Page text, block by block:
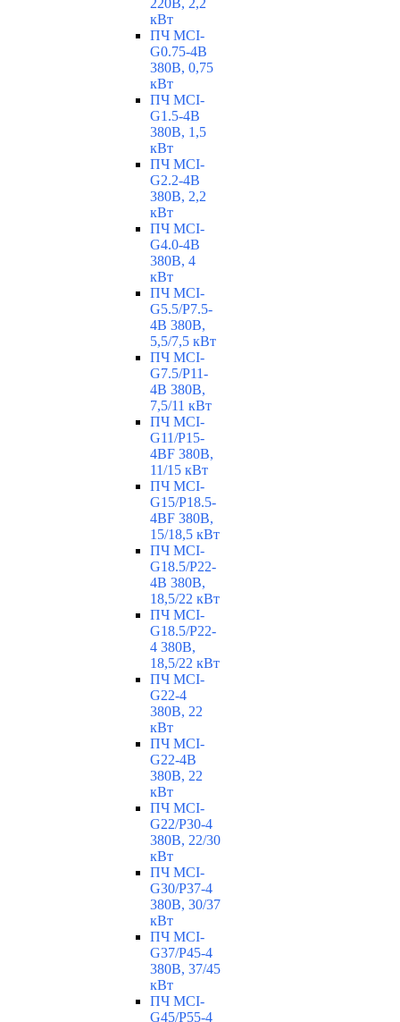
220В, 2,2
кВт
ПЧ MCI-
G0.75-4B
380В, 0,75
кВт
ПЧ MCI-
G1.5-4B
380В, 1,5
кВт
ПЧ MCI-
G2.2-4B
380В, 2,2
кВт
ПЧ MCI-
G4.0-4B
380В, 4
кВт
ПЧ MCI-
G5.5/Р7.5-
4B 380В,
5,5/7,5 кВт
ПЧ MCI-
G7.5/P11-
4B 380В,
7,5/11 кВт
ПЧ MCI-
G11/P15-
4BF 380В,
11/15 кВт
ПЧ MCI-
G15/P18.5-
4BF 380В,
15/18,5 кВт
ПЧ MCI-
G18.5/P22-
4B 380В,
18,5/22 кВт
ПЧ MCI-
G18.5/P22-
4 380В,
18,5/22 кВт
ПЧ MCI-
G22-4
380В, 22
кВт
ПЧ MCI-
G22-4B
380В, 22
кВт
ПЧ MCI-
G22/P30-4
380В, 22/30
кВт
ПЧ MCI-
G30/P37-4
380В, 30/37
кВт
ПЧ MCI-
G37/P45-4
380В, 37/45
кВт
ПЧ MCI-
G45/P55-4